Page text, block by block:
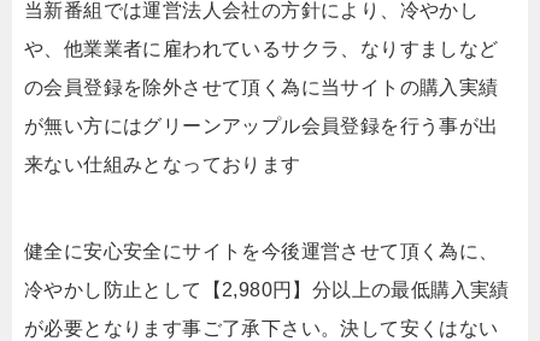
当新番組では運営法人会社の方針により、冷やかし
や、他業業者に雇われているサクラ、なりすましなど
の会員登録を除外させて頂く為に当サイトの購入実績
が無い方にはグリーンアップル会員登録を行う事が出
来ない仕組みとなっております
健全に安心安全にサイトを今後運営させて頂く為に、
冷やかし防止として【2,980円】分以上の最低購入実績
が必要となります事ご了承下さい。決して安くはない